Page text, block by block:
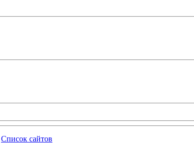
Список сайтов